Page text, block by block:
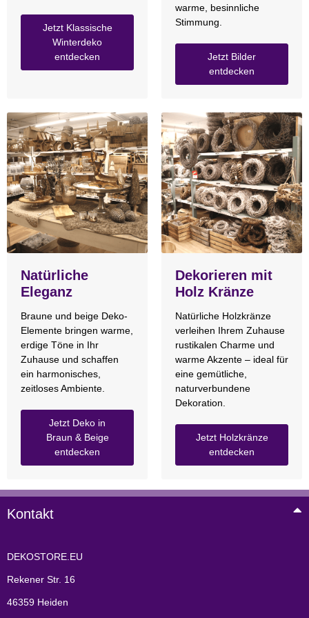
Jetzt Klassische
Winterdeko
entdecken
warme, besinnliche
Stimmung.
Jetzt Bilder
entdecken
Natürliche
Eleganz
Braune und beige Deko-
Elemente bringen warme,
erdige Töne in Ihr
Zuhause und schaffen
ein harmonisches,
zeitloses Ambiente.
Jetzt Deko in
Braun & Beige
entdecken
Dekorieren mit
Holz Kränze
Natürliche Holzkränze
verleihen Ihrem Zuhause
rustikalen Charme und
warme Akzente – ideal für
eine gemütliche,
naturverbundene
Dekoration.
Jetzt Holzkränze
entdecken
Kontakt
DEKOSTORE.EU
Rekener Str. 16
46359 Heiden